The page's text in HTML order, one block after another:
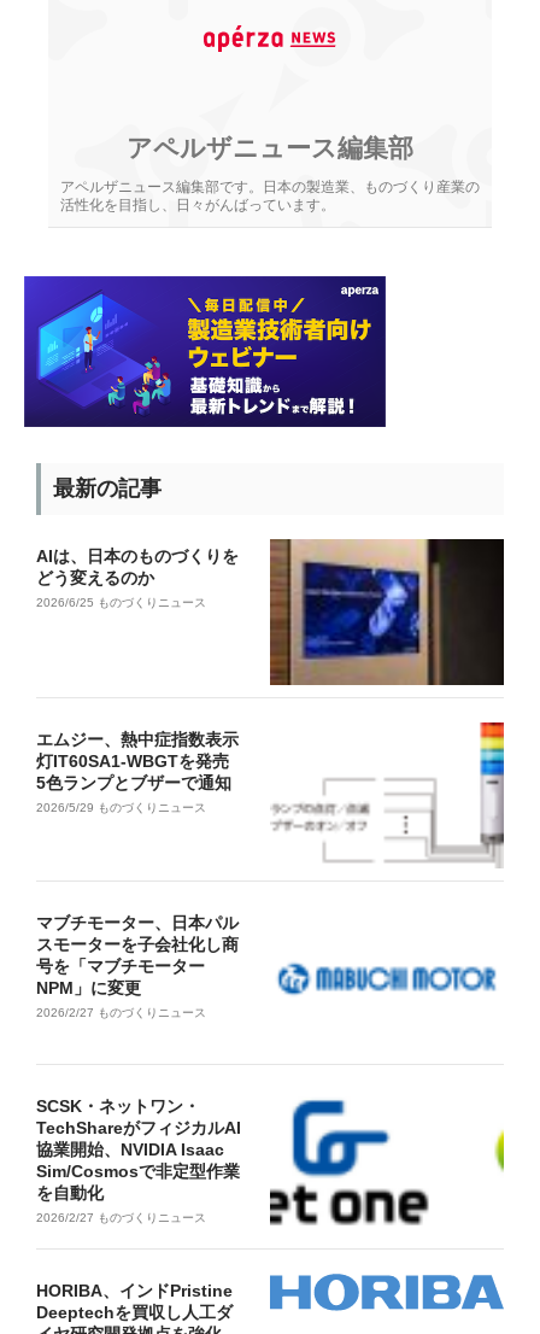
アペルザニュース編集部
アペルザニュース編集部です。日本の製造業、ものづくり産業の
活性化を目指し、日々がんばっています。
最新の記事
AIは、日本のものづくりを
どう変えるのか
2026/6/25 ものづくりニュース
エムジー、熱中症指数表示
灯IT60SA1-WBGTを発売
5色ランプとブザーで通知
2026/5/29 ものづくりニュース
マブチモーター、日本パル
スモーターを子会社化し商
号を「マブチモーター
NPM」に変更
2026/2/27 ものづくりニュース
SCSK・ネットワン・
TechShareがフィジカルAI
協業開始、NVIDIA Isaac
Sim/Cosmosで非定型作業
を自動化
2026/2/27 ものづくりニュース
HORIBA、インドPristine
Deeptechを買収し人工ダ